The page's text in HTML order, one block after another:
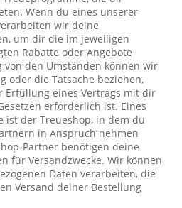
Wenn du eines unserer
wir deine
um dir die im jeweiligen
Rabatte oder Angebote
den Umständen können wir
oder die Tatsache beziehen,
Erfüllung eines Vertrags mit dir
erforderlich ist. Eines
ist der Treueshop, in dem du
in Anspruch nehmen
Partner benötigen deine
für Versandzwecke. Wir können
Daten verarbeiten, die
Versand deiner Bestellung